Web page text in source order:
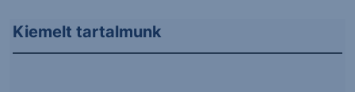
Kiemelt tartalmunk